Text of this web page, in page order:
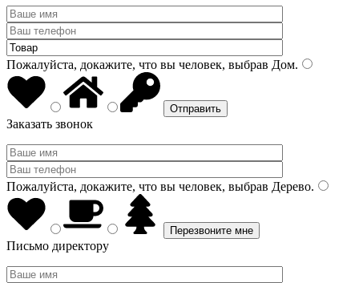
Пожалуйста, докажите, что вы человек, выбрав Дом.
Заказать звонок
Пожалуйста, докажите, что вы человек, выбрав Дерево.
Письмо директору